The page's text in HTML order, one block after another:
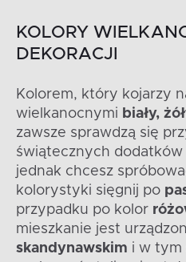
KOLORY
DEKORACJI
Kolorem, który kojarzy
wielkanocnymi biały,
zawsze sprawdzą się
świątecznych dodatków
jednak chcesz
kolorystyki sięgnij po
przypadku po kolor
mieszkanie jest
skandynawskim i w tym